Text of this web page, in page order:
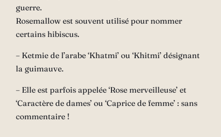
guerre.
Rosemallow est souvent utilisé pour nommer
certains hibiscus.
– Ketmie de l’arabe ‘Khatmi’ ou ‘Khitmi’ désignant
la guimauve.
– Elle est parfois appelée ‘Rose merveilleuse’ et
‘Caractère de dames’ ou ‘Caprice de femme’ : sans
commentaire !